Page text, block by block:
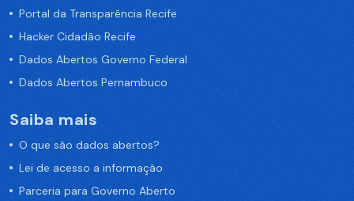
Portal da Transparência Recife
Hacker Cidadão Recife
Dados Abertos Governo Federal
Dados Abertos Pernambuco
Saiba mais
O que são dados abertos?
Lei de acesso a informação
Parceria para Governo Aberto